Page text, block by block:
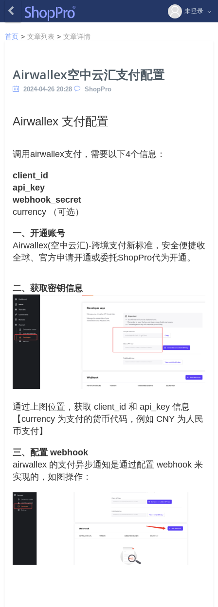
未登录
首页 > 文章列表 > 文章详情
Airwallex空中云汇支付配置
2024-04-26 20:28 ShopPro
Airwallex 支付配置
调用airwallex支付，需要以下4个信息：
client_id
api_key
webhook_secret
currency （可选）
一、开通账号
Airwallex(空中云汇)-跨境支付新标准，安全便捷收
全球、 官方申请开通或委托ShopPro代为开通。
二、获取密钥信息
通过上图位置，获取 client_id 和 api_key 信息
【currency 为支付的货币代码，例如 CNY 为人民
币支付】
三、配置 webhook
airwallex 的支付异步通知是通过配置 webhook 来
实现的，如图操作：